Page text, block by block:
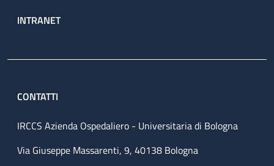
INTRANET
CONTATTI
IRCCS Azienda Ospedaliero - Universitaria di Bologna
Via Giuseppe Massarenti, 9, 40138 Bologna